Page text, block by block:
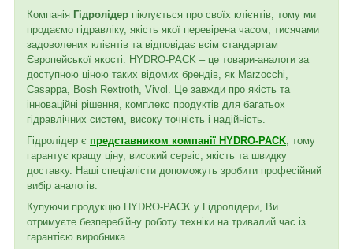
Компанія Гідролідер піклується про своїх клієнтів, тому ми
продаємо гідравліку, якість якої перевірена часом, тисячами
задоволених клієнтів та відповідає всім стандартам
Європейської якості. HYDRO-PACK – це товари-аналоги за
доступною ціною таких відомих брендів, як Marzocchi,
Casappa, Bosh Rextroth, Vivol. Це завжди про якість та
інноваційні рішення, комплекс продуктів для багатьох
гідравлічних систем, високу точність і надійність.
Гідролідер є представником компанії HYDRO-PACK , тому
гарантує кращу ціну, високий сервіс, якість та швидку
доставку. Наші спеціалісти допоможуть зробити професійний
вибір аналогів.
Купуючи продукцію HYDRO-PACK у Гідролідери, Ви
отримуєте безперебійну роботу техніки на тривалий час із
гарантією виробника.